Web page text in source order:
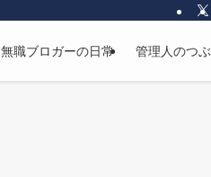
無職ブロガーの日常 管理人のつ